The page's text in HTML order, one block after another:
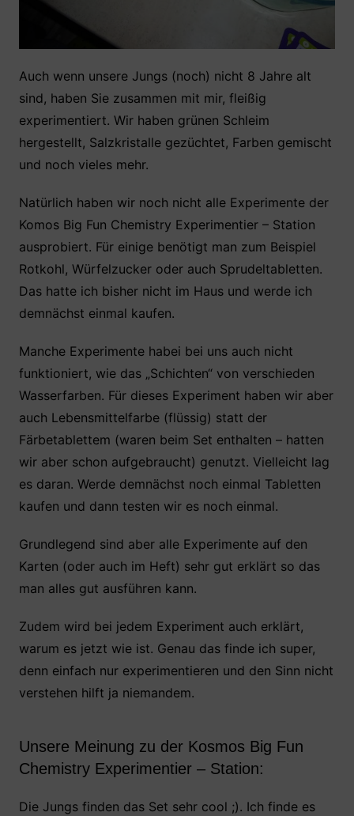
Auch wenn unsere Jungs (noch) nicht 8 Jahre alt
sind, haben Sie zusammen mit mir, fleißig
experimentiert. Wir haben grünen Schleim
hergestellt, Salzkristalle gezüchtet, Farben gemischt
und noch vieles mehr.
Natürlich haben wir noch nicht alle Experimente der
Komos Big Fun Chemistry Experimentier – Station
ausprobiert. Für einige benötigt man zum Beispiel
Rotkohl, Würfelzucker oder auch Sprudeltabletten.
Das hatte ich bisher nicht im Haus und werde ich
demnächst einmal kaufen.
Manche Experimente habei bei uns auch nicht
funktioniert, wie das „Schichten“ von verschieden
Wasserfarben. Für dieses Experiment haben wir aber
auch Lebensmittelfarbe (flüssig) statt der
Färbetablettem (waren beim Set enthalten – hatten
wir aber schon aufgebraucht) genutzt. Vielleicht lag
es daran. Werde demnächst noch einmal Tabletten
kaufen und dann testen wir es noch einmal.
Grundlegend sind aber alle Experimente auf den
Karten (oder auch im Heft) sehr gut erklärt so das
man alles gut ausführen kann.
Zudem wird bei jedem Experiment auch erklärt,
warum es jetzt wie ist. Genau das finde ich super,
denn einfach nur experimentieren und den Sinn nicht
verstehen hilft ja niemandem.
Unsere Meinung zu der Kosmos Big Fun
Chemistry Experimentier – Station:
Die Jungs finden das Set sehr cool ;). Ich finde es